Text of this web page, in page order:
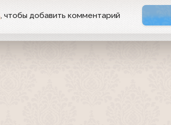
, чтобы добавить комментарий